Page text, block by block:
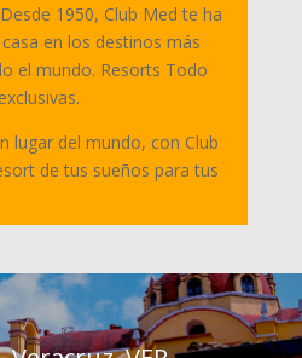
1950, Club Med te ha
en los destinos más
el mundo. Resorts Todo
lugar del mundo, con Club
de tus sueños para tus